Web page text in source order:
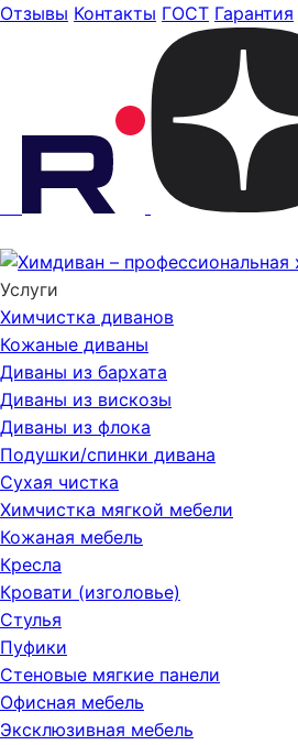
Отзывы Контакты ГОСТ Гарантия
Услуги
Химчистка диванов
Кожаные диваны
Диваны из бархата
Диваны из вискозы
Диваны из флока
Подушки/спинки дивана
Сухая чистка
Химчистка мягкой мебели
Кожаная мебель
Кресла
Кровати (изголовье)
Стулья
Пуфики
Стеновые мягкие панели
Офисная мебель
Эксклюзивная мебель